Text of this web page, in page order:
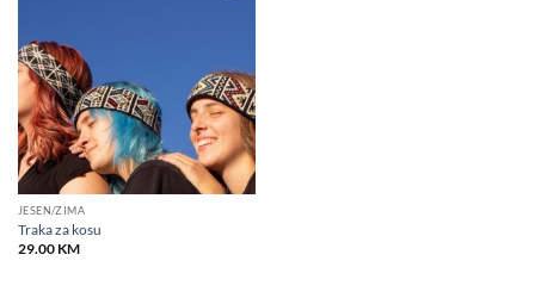
JESEN/ZIMA
Traka za kosu
29.00 KM